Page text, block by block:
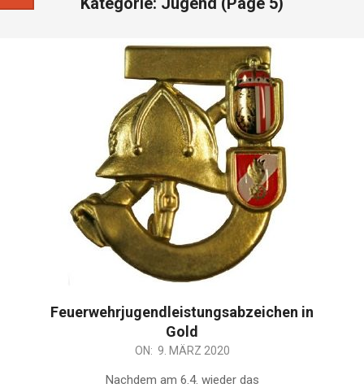
Feuerwehrjugendleistungsabzeichen in
Gold
ON: 9. MÄRZ 2020
Nachdem am 6.4. wieder das